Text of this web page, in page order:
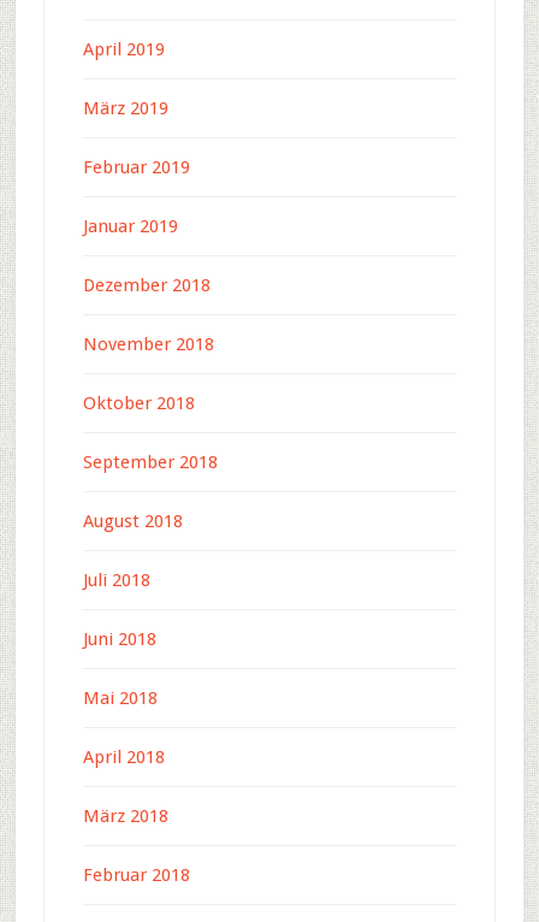
April 2019
März 2019
Februar 2019
Januar 2019
Dezember 2018
November 2018
Oktober 2018
September 2018
August 2018
Juli 2018
Juni 2018
Mai 2018
April 2018
März 2018
Februar 2018